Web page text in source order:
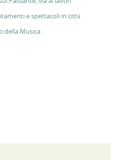
e spettacoli in città
della Musica